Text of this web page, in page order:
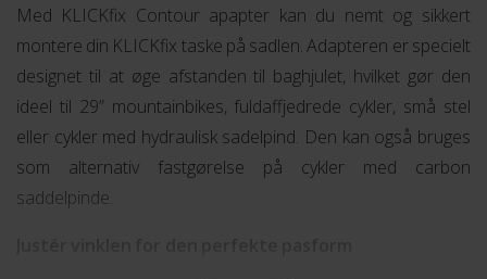
Med KLICKfix Contour apapter kan du nemt og sikkert
montere din KLICKfix taske på sadlen. Adapteren er specielt
designet til at øge afstanden til baghjulet, hvilket gør den
ideel til 29” mountainbikes, fuldaffjedrede cykler, små stel
eller cykler med hydraulisk sadelpind. Den kan også bruges
som alternativ fastgørelse på cykler med carbon
saddelpinde.